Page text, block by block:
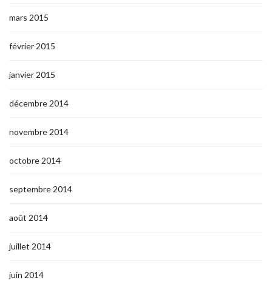
mars 2015
février 2015
janvier 2015
décembre 2014
novembre 2014
octobre 2014
septembre 2014
août 2014
juillet 2014
juin 2014